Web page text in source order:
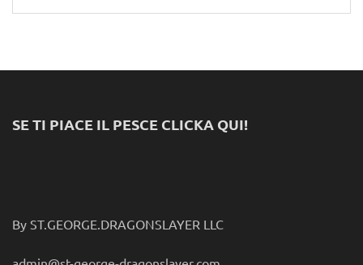
for:
SE TI PIACE IL PESCE CLICKA QUI!
By ST.GEORGE.DRAGONSLAYER LLC